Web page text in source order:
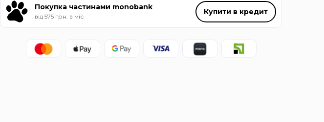
Покупка частинами monobank
від 575 грн. в міс
Купити в кредит